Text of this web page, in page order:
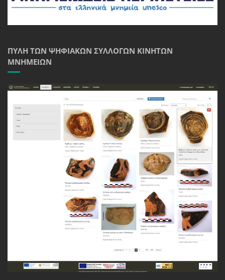
ΠΎΛΗ ΤΩΝ ΨΗΦΙΑΚΏΝ ΣΥΛΛΟΓΏΝ ΚΙΝΗΤΏΝ
ΜΝΗΜΕΊΩΝ